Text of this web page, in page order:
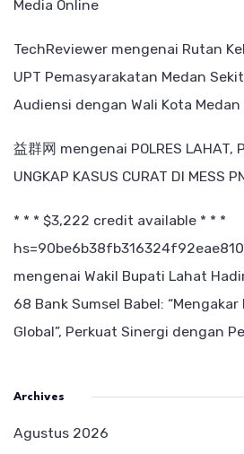
Media Online
TechReviewer mengenai Rutan
UPT Pemasyarakatan Medan
Audiensi dengan Wali Kota Medan
益群网 mengenai POLRES LAHAT,
UNGKAP KASUS CURAT DI MESS
* * * $3,222 credit available * * *
mengenai Wakil Bupati Lahat
68 Bank Sumsel Babel:
Global”, Perkuat Sinergi dengan
Archives
Agustus 2026